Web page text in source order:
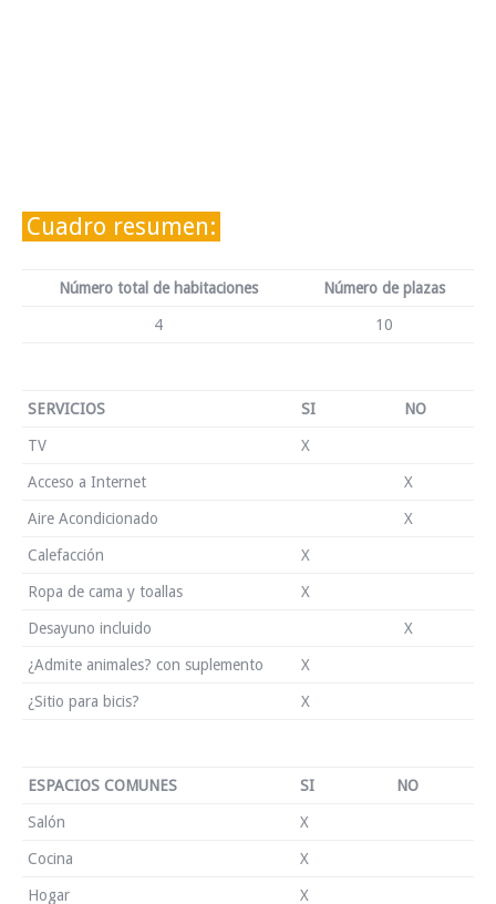
Cuadro resumen:
Número total de habitaciones Número de plazas
4 10
SERVICIOS SI NO
TV X
Acceso a Internet X
Aire Acondicionado X
Calefacción X
Ropa de cama y toallas X
Desayuno incluido X
¿Admite animales? con suplemento X
¿Sitio para bicis? X
ESPACIOS COMUNES SI NO
Salón X
Cocina X
Hogar X